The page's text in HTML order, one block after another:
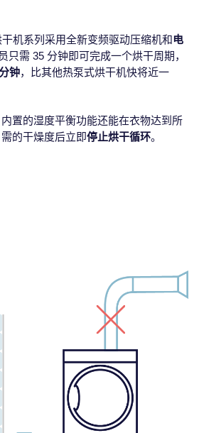
机系列采用全新变频驱动压缩机和电
只需 35 分钟即可完成一个烘干周期，
钟，比其他热泵式烘干机快将近一
内置的湿度平衡功能还能在衣物达到所
需的干燥度后立即停止烘干循环。